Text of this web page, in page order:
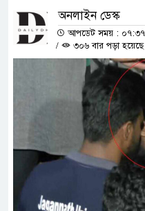
অনলাইন ডেস্ক
আপডেট সময় :
/
৩০৬ বার পড়া হয়েছে